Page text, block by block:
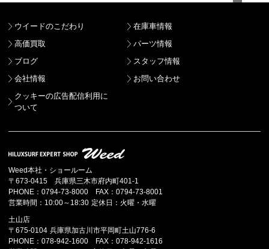
ウイードのこだわり
在庫車情報
高価買取
パーツ情報
ブログ
スタッフ情報
会社情報
お問い合わせ
クッキーの広告配信利用に
ついて
Weed本社・ショールーム
〒673-0415 兵庫県三木市府内町401-1
PHONE：0794-73-8000 FAX：0794-73-8001
営業時間：10:00～18:30 定休日：火曜・水曜
土山店
〒675-0104 兵庫県加古川市平岡町土山776-6
PHONE：078-942-1600 FAX：078-942-1616